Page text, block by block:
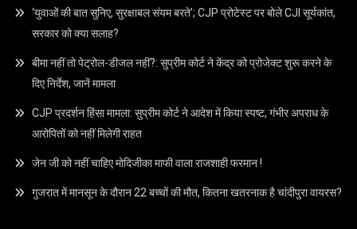
‘युवाओं की बात सुनिए, सुरक्षाबल संयम बरते’; CJP प्रोटेस्ट पर बोले CJI सूर्यकांत,
सरकार को क्या सलाह?
बीमा नहीं तो पेट्रोल-डीजल नहीं?: सुप्रीम कोर्ट ने केंद्र को प्रोजेक्ट शुरू करने के
दिए निर्देश, जानें मामला
CJP प्रदर्शन हिंसा मामला: सुप्रीम कोर्ट ने आदेश में किया स्पष्ट, गंभीर अपराध के
आरोपितों को नहीं मिलेगी राहत
जेन जी को नहीं चाहिए मोदिजीका माफी वाला राजशाही फरमान !
गुजरात में मानसून के दौरान 22 बच्चों की मौत, कितना खतरनाक है चांदीपुरा वायरस?